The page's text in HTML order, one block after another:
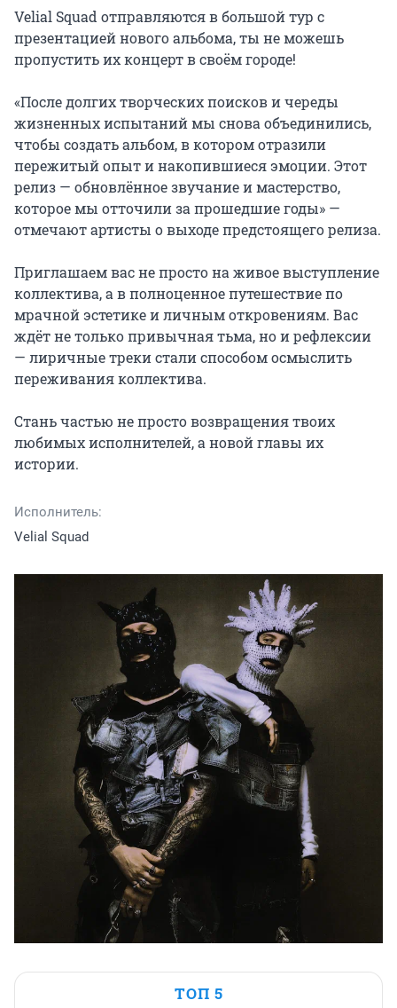
Velial Squad отправляются в большой тур с
презентацией нового альбома, ты не можешь
пропустить их концерт в своём городе!
«После долгих творческих поисков и череды
жизненных испытаний мы снова объединились,
чтобы создать альбом, в котором отразили
пережитый опыт и накопившиеся эмоции. Этот
релиз — обновлённое звучание и мастерство,
которое мы отточили за прошедшие годы» —
отмечают артисты о выходе предстоящего релиза.
Приглашаем вас не просто на живое выступление
коллектива, а в полноценное путешествие по
мрачной эстетике и личным откровениям. Вас
ждёт не только привычная тьма, но и рефлексии
— лиричные треки стали способом осмыслить
переживания коллектива.
Стань частью не просто возвращения твоих
любимых исполнителей, а новой главы их
истории.
Исполнитель:
Velial Squad
ТОП 5